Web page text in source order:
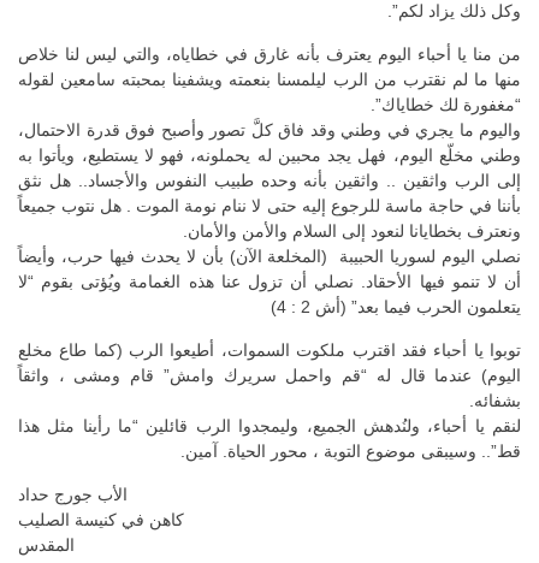
وكل ذلك يزاد لكم”.
من منا يا أحباء اليوم يعترف بأنه غارق في خطاياه، والتي ليس لنا خلاص
منها ما لم نقترب من الرب ليلمسنا بنعمته ويشفينا بمحبته سامعين لقوله
“مغفورة لك خطاياك”.
واليوم ما يجري في وطني وقد فاق كلَّ تصور وأصبح فوق قدرة الاحتمال،
وطني مخلّع اليوم، فهل يجد محبين له يحملونه، فهو لا يستطيع، ويأتوا به
إلى الرب واثقين .. واثقين بأنه وحده طبيب النفوس والأجساد.. هل نثق
بأننا في حاجة ماسة للرجوع إليه حتى لا ننام نومة الموت . هل نتوب جميعاً
ونعترف بخطايانا لنعود إلى السلام والأمن والأمان.
نصلي اليوم لسوريا الحبيبة (المخلعة الآن) بأن لا يحدث فيها حرب، وأيضاً
أن لا تنمو فيها الأحقاد. نصلي أن تزول عنا هذه الغمامة ويُؤتى بقوم “لا
يتعلمون الحرب فيما بعد” (أش 2 : 4)
توبوا يا أحباء فقد اقترب ملكوت السموات، أطيعوا الرب (كما طاع مخلع
اليوم) عندما قال له “قم واحمل سريرك وامش” قام ومشى ، واثقاً
بشفائه.
لنقم يا أحباء، ولنُدهش الجميع، وليمجدوا الرب قائلين “ما رأينا مثل هذا
قط”.. وسيبقى موضوع التوبة ، محور الحياة. آمين.
الأب جورج حداد
كاهن في كنيسة الصليب
المقدس